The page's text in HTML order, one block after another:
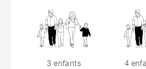
3 enfants 4